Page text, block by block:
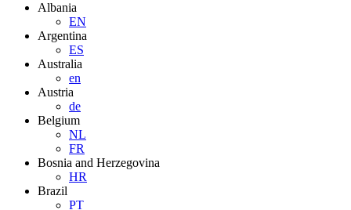
Albania
EN
Argentina
ES
Australia
en
Austria
de
Belgium
NL
FR
Bosnia and Herzegovina
HR
Brazil
PT